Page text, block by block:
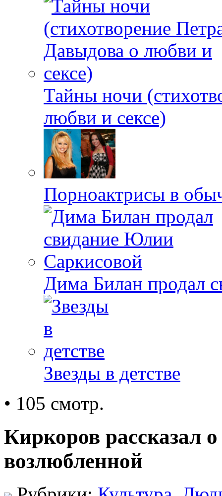
Тайны ночи
любви и сексе)
Порноактрисы в
Дима Билан продал
Звезды в детстве
• 105 смотр.
Киркоров рассказал
возлюбленной